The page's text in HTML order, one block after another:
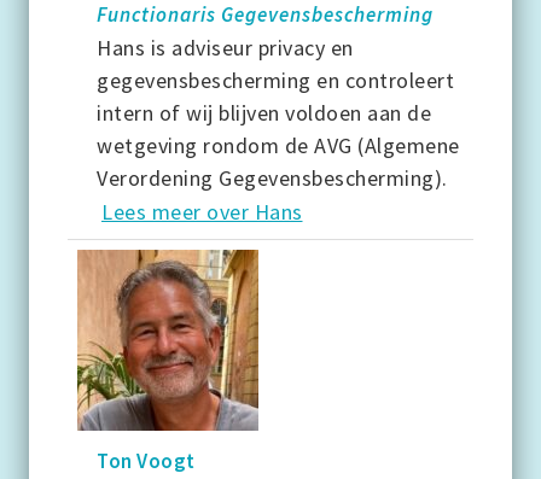
Functionaris Gegevensbescherming
Hans is adviseur privacy en
gegevensbescherming en controleert
intern of wij blijven voldoen aan de
wetgeving rondom de AVG (Algemene
Verordening Gegevensbescherming).
Lees meer over Hans
Ton Voogt